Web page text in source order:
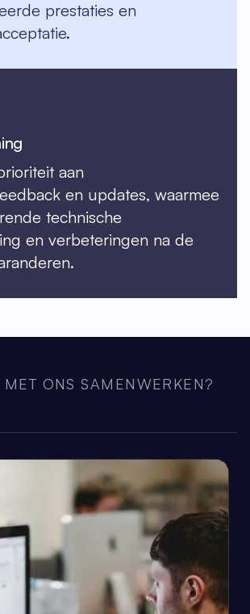
prestaties en
aan
en updates, waarmee
technische
en verbeteringen na de
ONS SAMENWERKEN?